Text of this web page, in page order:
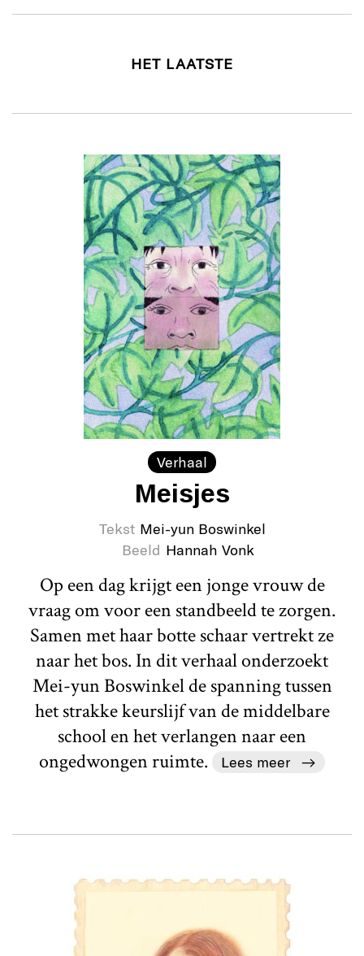
HET LAATSTE
Verhaal
Meisjes
Tekst Mei-yun Boswinkel
Beeld Hannah Vonk
Op een dag krijgt een jonge vrouw de
vraag om voor een standbeeld te zorgen.
Samen met haar botte schaar vertrekt ze
naar het bos. In dit verhaal onderzoekt
Mei-yun Boswinkel de spanning tussen
het strakke keurslijf van de middelbare
school en het verlangen naar een
ongedwongen ruimte.
Lees meer